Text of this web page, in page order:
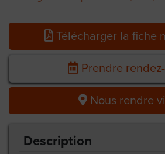
Télécharger la fiche
Prendre
Nous rendre
Description